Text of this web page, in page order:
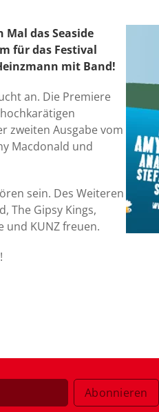
das Seaside
für das Festival
mit Band!
an. Die Premiere
zweiten Ausgabe vom
Macdonald und
sein. Des Weiteren
The Gipsy Kings,
und KUNZ freuen.